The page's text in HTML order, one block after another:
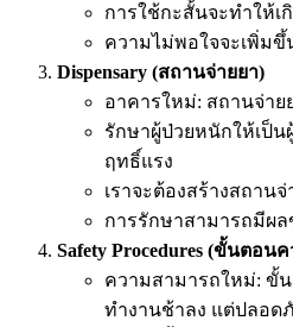
การใช้กะสั้นจะทำให้เ
ความไม่พอใจจะเพิ่มขึ้
Dispensary (สถานจ่ายยา)
อาคารใหม่: สถานจ่าย
รักษาผู้ป่วยหนักให้เป็น
ฤทธิ์แรง
เราจะต้องสร้างสถานจ่
การรักษาสามารถมีผล
Safety Procedures (ขั้นตอน
ความสามารถใหม่: ขั้
ทำงานช้าลง แต่ปลอด